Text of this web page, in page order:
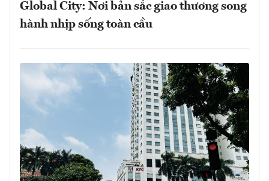
Global City: Nơi bản sắc giao thương song
hành nhịp sống toàn cầu